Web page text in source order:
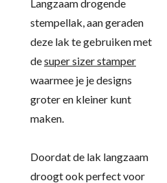
Langzaam drogende
stempellak, aan geraden
deze lak te gebruiken met
desuper sizer stamper
waarmee je je designs
groter en kleiner kunt
maken.
Doordat de lak langzaam
droogt ook perfect voor